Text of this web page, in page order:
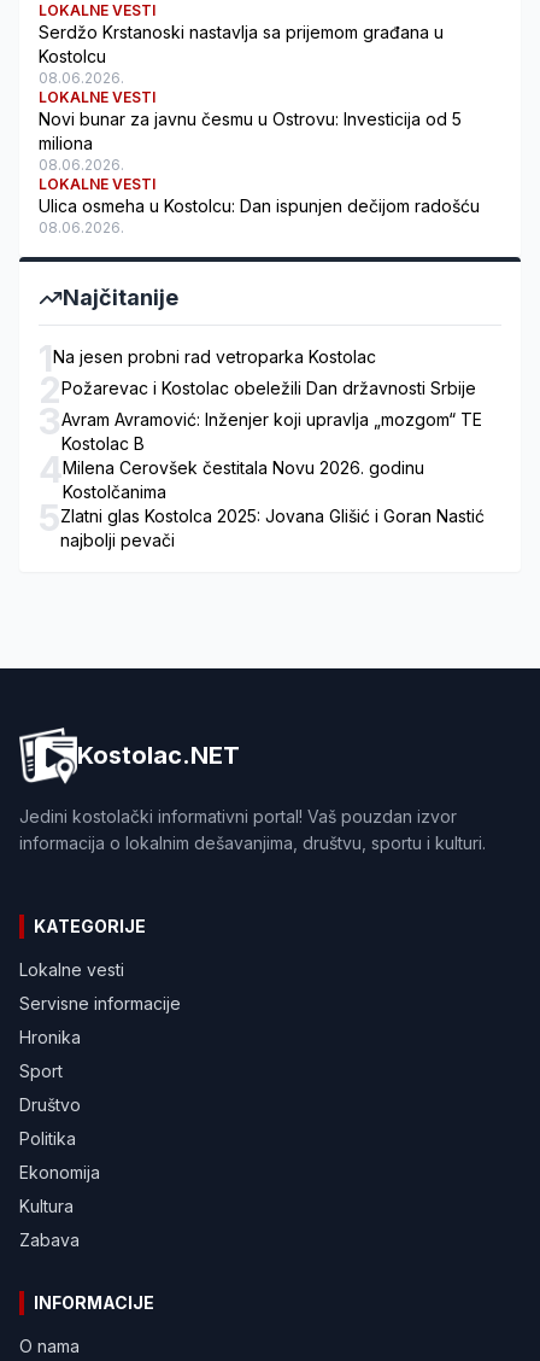
LOKALNE VESTI
Serdžo Krstanoski nastavlja sa prijemom građana u
Kostolcu
08.06.2026.
LOKALNE VESTI
Novi bunar za javnu česmu u Ostrovu: Investicija od 5
miliona
08.06.2026.
LOKALNE VESTI
Ulica osmeha u Kostolcu: Dan ispunjen dečijom radošću
08.06.2026.
Najčitanije
1Na jesen probni rad vetroparka Kostolac
2Požarevac i Kostolac obeležili Dan državnosti Srbije
3Avram Avramović: Inženjer koji upravlja „mozgom“ TE
Kostolac B
4Milena Cerovšek čestitala Novu 2026. godinu
Kostolčanima
5Zlatni glas Kostolca 2025: Jovana Glišić i Goran Nastić
najbolji pevači
Kostolac.NET
Jedini kostolački informativni portal! Vaš pouzdan izvor
informacija o lokalnim dešavanjima, društvu, sportu i kulturi.
KATEGORIJE
Lokalne vesti
Servisne informacije
Hronika
Sport
Društvo
Politika
Ekonomija
Kultura
Zabava
INFORMACIJE
O nama